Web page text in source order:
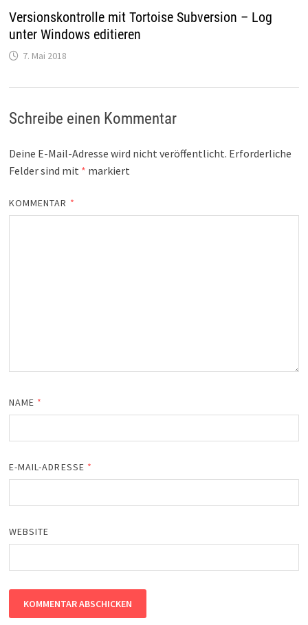
Versionskontrolle mit Tortoise Subversion – Log
unter Windows editieren
7. Mai 2018
Schreibe einen Kommentar
Deine E-Mail-Adresse wird nicht veröffentlicht. Erforderliche
Felder sind mit * markiert
KOMMENTAR *
NAME *
E-MAIL-ADRESSE *
WEBSITE